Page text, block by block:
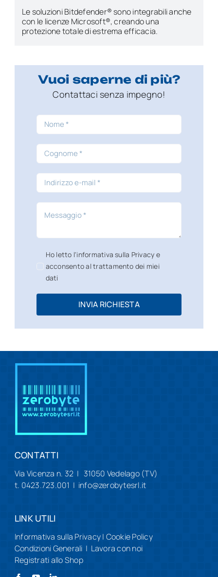
Le soluzioni Bitdefender® sono integrabili anche
con le licenze Microsoft®, creando una
protezione totale di estrema efficacia.
Vuoi saperne di più?
Contattaci senza impegno!
Ho letto l'informativa sulla Privacy e
acconsento al trattamento dei miei
dati
INVIA RICHIESTA
CONTATTI
Via Vicenza n. 32 | 31050 Vedelago (TV)
t. 0423.723.001 | info@zerobytesrl.it
LINK UTILI
Informativa sulla Privacy| Cookie Policy
Condizioni Generali | Lavora con noi
Registrati allo Shop